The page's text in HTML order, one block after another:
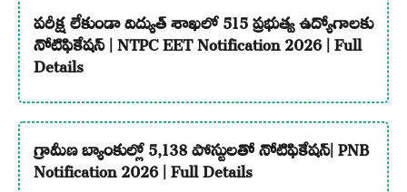
పరీక్ష లేకుండా విద్యుత్ శాఖలో 515 ప్రభుత్వ ఉద్యోగాలకు
నోటిఫికేషన్ | NTPC EET Notification 2026 | Full
Details
గ్రామీణ బ్యాంకుల్లో 5,138 పోస్టులతో నోటిఫికేషన్| PNB
Notification 2026 | Full Details